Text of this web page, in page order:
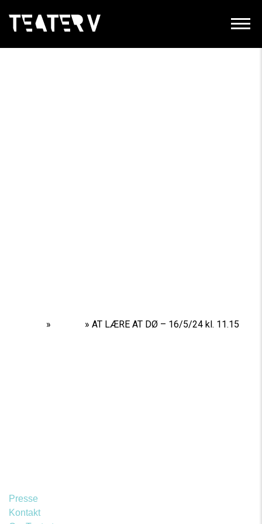
» » AT LÆRE AT DØ – 16/5/24 kl. 11.15
Presse
Kontakt